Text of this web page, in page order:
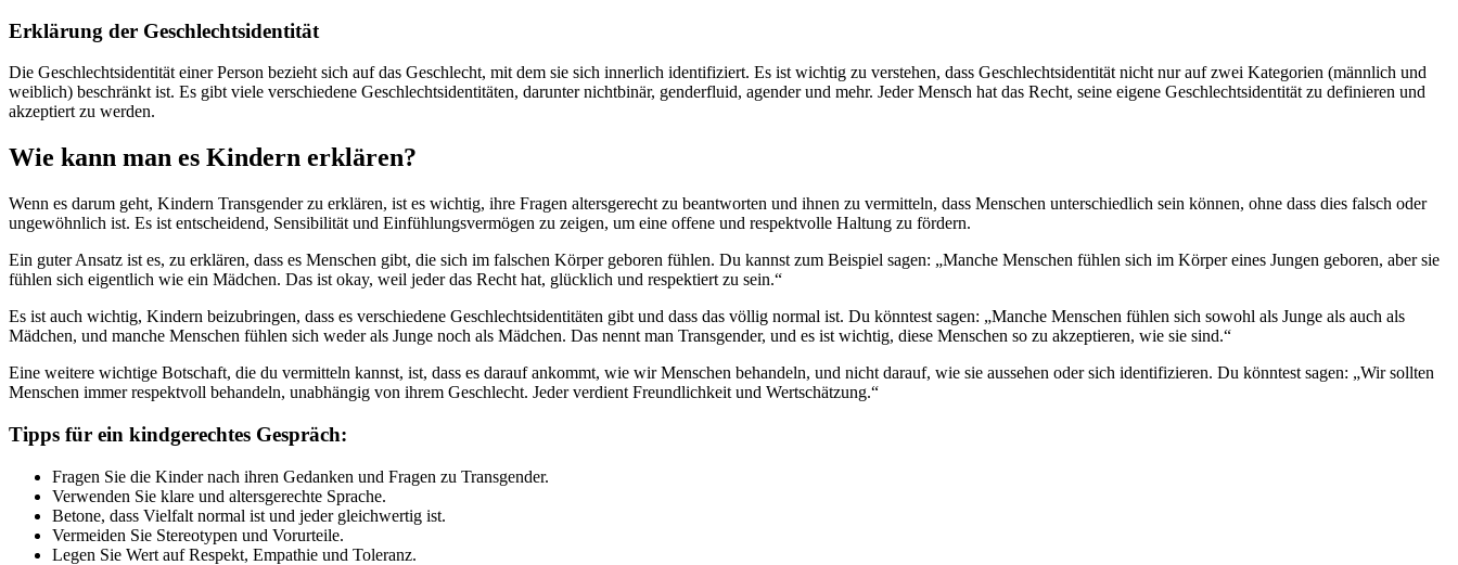
Erklärung der Geschlechtsidentität
Die Geschlechtsidentität einer Person bezieht sich auf das Geschlecht, mit dem sie sich innerlich identifiziert. Es ist wichtig zu verstehen, dass Geschlechtsidentität nicht nur auf zwei Kategorien (männlich und
weiblich) beschränkt ist. Es gibt viele verschiedene Geschlechtsidentitäten, darunter nichtbinär, genderfluid, agender und mehr. Jeder Mensch hat das Recht, seine eigene Geschlechtsidentität zu definieren und
akzeptiert zu werden.
Wie kann man es Kindern erklären?
Wenn es darum geht, Kindern Transgender zu erklären, ist es wichtig, ihre Fragen altersgerecht zu beantworten und ihnen zu vermitteln, dass Menschen unterschiedlich sein können, ohne dass dies falsch oder
ungewöhnlich ist. Es ist entscheidend, Sensibilität und Einfühlungsvermögen zu zeigen, um eine offene und respektvolle Haltung zu fördern.
Ein guter Ansatz ist es, zu erklären, dass es Menschen gibt, die sich im falschen Körper geboren fühlen. Du kannst zum Beispiel sagen: „Manche Menschen fühlen sich im Körper eines Jungen geboren, aber sie
fühlen sich eigentlich wie ein Mädchen. Das ist okay, weil jeder das Recht hat, glücklich und respektiert zu sein.“
Es ist auch wichtig, Kindern beizubringen, dass es verschiedene Geschlechtsidentitäten gibt und dass das völlig normal ist. Du könntest sagen: „Manche Menschen fühlen sich sowohl als Junge als auch als
Mädchen, und manche Menschen fühlen sich weder als Junge noch als Mädchen. Das nennt man Transgender, und es ist wichtig, diese Menschen so zu akzeptieren, wie sie sind.“
Eine weitere wichtige Botschaft, die du vermitteln kannst, ist, dass es darauf ankommt, wie wir Menschen behandeln, und nicht darauf, wie sie aussehen oder sich identifizieren. Du könntest sagen: „Wir sollten
Menschen immer respektvoll behandeln, unabhängig von ihrem Geschlecht. Jeder verdient Freundlichkeit und Wertschätzung.“
Tipps für ein kindgerechtes Gespräch:
Fragen Sie die Kinder nach ihren Gedanken und Fragen zu Transgender.
Verwenden Sie klare und altersgerechte Sprache.
Betone, dass Vielfalt normal ist und jeder gleichwertig ist.
Vermeiden Sie Stereotypen und Vorurteile.
Legen Sie Wert auf Respekt, Empathie und Toleranz.